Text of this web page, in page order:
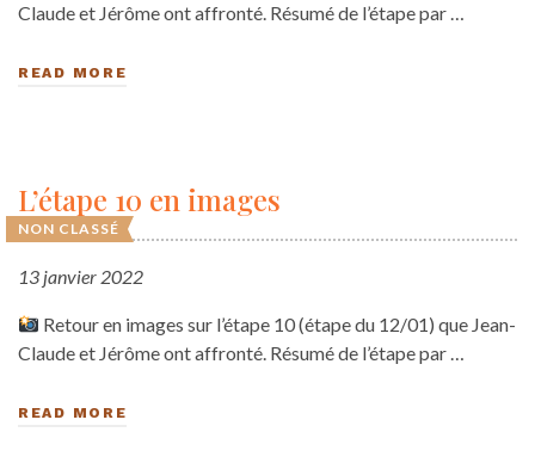
Claude et Jérôme ont affronté. Résumé de l’étape par …
READ MORE
NON CLASSÉ
L’étape 10 en images
13 janvier 2022
Retour en images sur l’étape 10 (étape du 12/01) que Jean-
Claude et Jérôme ont affronté. Résumé de l’étape par …
READ MORE